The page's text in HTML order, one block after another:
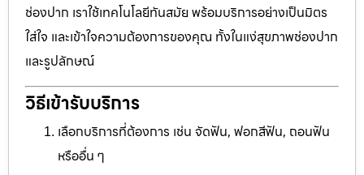
ช่องปาก เราใช้เทคโนโลยีทันสมัย พร้อมบริการอย่างเป็นมิตร
ใส่ใจ และเข้าใจความต้องการของคุณ ทั้งในแง่สุขภาพช่องปาก
และรูปลักษณ์
วิธีเข้ารับบริการ
เลือกบริการที่ต้องการ เช่น จัดฟัน, ฟอกสีฟัน, ถอนฟัน
หรืออื่น ๆ